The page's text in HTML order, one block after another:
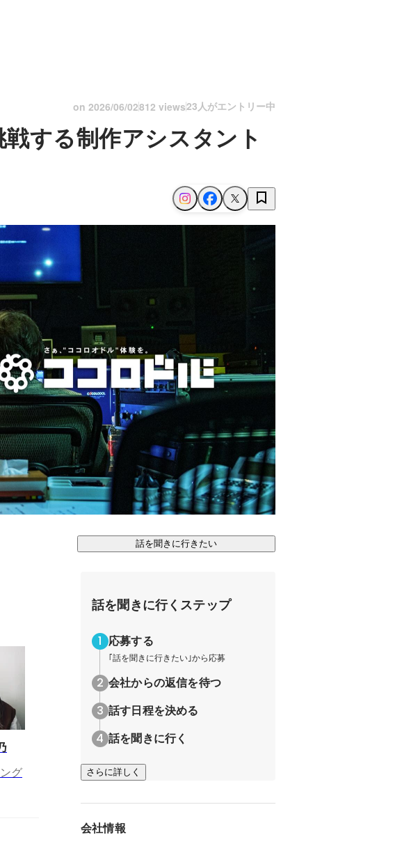
on 2026/06/02812 views23人がエントリー中
する制作アシスタント
話を聞きに行きたい
グ
話を聞きに行くステップ
応募する
｢話を聞きに行きたい｣から応募
会社からの返信を待つ
話す日程を決める
話を聞きに行く
さらに詳しく
会社情報